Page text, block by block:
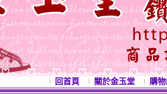
回首頁 關於金玉堂 購